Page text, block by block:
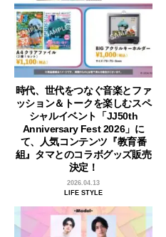
時代、世代をつなぐ音楽とファ
ッション＆トークを楽しむスペ
シャルイベント「JJ50th
Anniversary Fest 2026」に
て、人気コンテンツ『教育番
組』タマとのコラボグッズ販売
決定！
2026.04.13
LIFE STYLE